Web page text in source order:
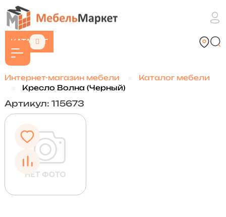
КАТАЛОГ
Интернет-магазин мебели
Каталог мебели
Кресло Волна (Черный)
Артикул: 115673